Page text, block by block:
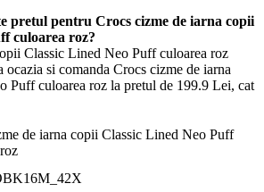
pretul pentru Crocs cizme de iarna copii
culoarea roz?
Classic Lined Neo Puff culoarea roz
ocazia si comanda Crocs cizme de iarna
Puff culoarea roz la pretul de 199.9 Lei, cat
de iarna copii Classic Lined Neo Puff